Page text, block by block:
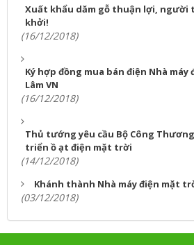
Xuất khẩu dăm gỗ thuận lợi, người
khởi!
(16/12/2018)
Ký hợp đồng mua bán điện Nhà máy
Lâm VN
(16/12/2018)
Thủ tướng yêu cầu Bộ Công
triển ồ ạt điện mặt trời
(14/12/2018)
Khánh thành Nhà máy điện mặt
(03/12/2018)